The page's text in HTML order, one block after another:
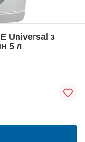
Universal з
5 л